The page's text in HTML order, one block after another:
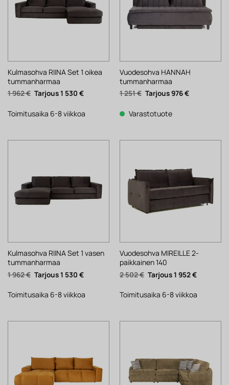
Kulmasohva RIINA Set 1 oikea
tummanharmaa
1 962€ Alkuperäinen
hinta
1
962 €.
1 530 €Nykyinen
1
530 €.
Toimitusaika 6-8 viikkoa
Vuodesohva HANNAH
tummanharmaa
1 251€ Alkuperäinen
hinta
1
251 €.
976€Nykyinen
Varastotuote
Kulmasohva RIINA Set 1 vasen
tummanharmaa
1 962€ Alkuperäinen
hinta
1
962 €.
1 530 €Nykyinen
1
530 €.
Toimitusaika 6-8 viikkoa
Vuodesohva MIREILLE 2-
paikkainen 140
2 502€ Alkuperäinen
hinta
2
502 €.
1 952€Nykyinen
1
Toimitusaika 6-8 viikkoa